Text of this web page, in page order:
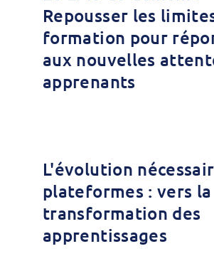
Repousser les
formation pour
aux nouvelles
apprenants
L'évolution
plateformes : vers la
transformation des
apprentissages